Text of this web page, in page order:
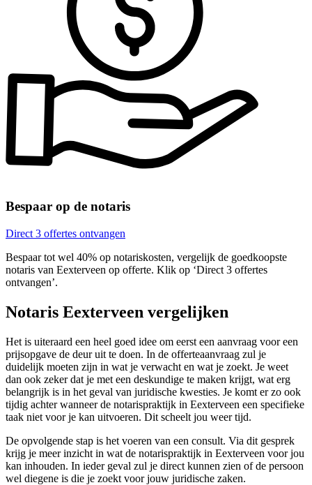
Bespaar op de notaris
Direct 3 offertes ontvangen
Bespaar tot wel 40% op notariskosten, vergelijk de goedkoopste
notaris van Eexterveen op offerte. Klik op ‘Direct 3 offertes
ontvangen’.
Notaris Eexterveen vergelijken
Het is uiteraard een heel goed idee om eerst een aanvraag voor een
prijsopgave de deur uit te doen. In de offerteaanvraag zul je
duidelijk moeten zijn in wat je verwacht en wat je zoekt. Je weet
dan ook zeker dat je met een deskundige te maken krijgt, wat erg
belangrijk is in het geval van juridische kwesties. Je komt er zo ook
tijdig achter wanneer de notarispraktijk in Eexterveen een specifieke
taak niet voor je kan uitvoeren. Dit scheelt jou weer tijd.
De opvolgende stap is het voeren van een consult. Via dit gesprek
krijg je meer inzicht in wat de notarispraktijk in Eexterveen voor jou
kan inhouden. In ieder geval zul je direct kunnen zien of de persoon
wel diegene is die je zoekt voor jouw juridische zaken.